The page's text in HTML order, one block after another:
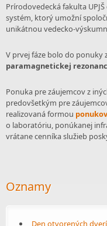
Prírodovedecká fakulta
systém, ktorý umožní
unikátnou vedecko-
V prvej fáze bolo do ponuky
paramagnetickej
Ponuka pre záujemcov z
predovšetkým pre
realizovaná formou
o laboratóriu, ponúkanej
vrátane cenníka služieb
Oznamy
Den otvorených dverí